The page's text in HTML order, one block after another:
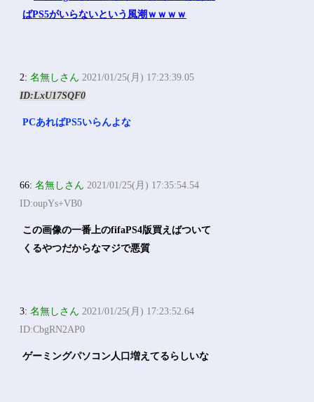
2:名無しさん 2021/01/25(月) 17:23:39.05
ID:LxU17SQF0
PCあればPS5いらんよな
66:名無しさん 2021/01/25(月) 17:35:54.54
ID:oupYs+VB0
この画像の一番上のfifaPS4版買えばついて
くるやつだからなマジで悪質
3:名無しさん 2021/01/25(月) 17:23:52.64
ID:CbgRN2AP0
ゲーミングパソコン人口増えてるらしいな